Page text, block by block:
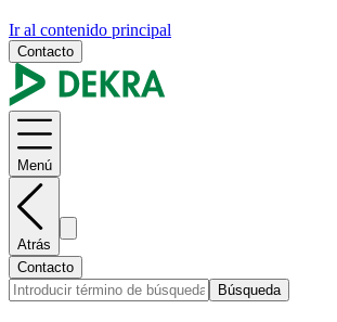
Ir al contenido principal
Contacto
Menú
Atrás
Contacto
Búsqueda